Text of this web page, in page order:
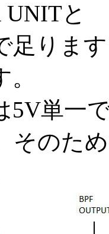
UNITと
足りま
単一
そのた